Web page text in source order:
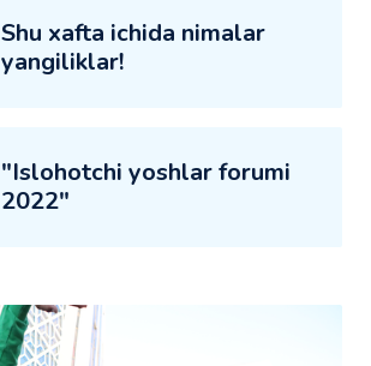
Shu xafta ichida nimalar
yangiliklar!
"Islohotchi yoshlar forumi
2022"